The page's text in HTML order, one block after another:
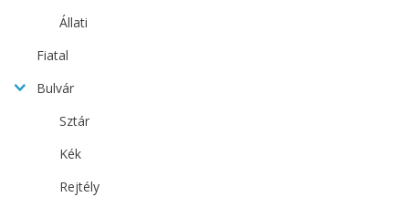
Állati
Fiatal
Bulvár
Sztár
Kék
Rejtély